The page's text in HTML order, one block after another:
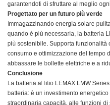
garantendoti di sfruttare al meglio
Progettato per un futuro più verde
Immagazzinando energia solare
quando è più necessaria, la batteria
più sostenibile. Supporta funzionalità
consumo e ottimizzazione del tempo
abbassare le bollette elettriche e a
Conclusione
La batteria al litio LEMAX LMW
batteria: è un investimento
straordinaria capacità, alle funzioni